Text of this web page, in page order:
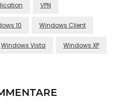
VPN
10 Windows Client
Windows Vista Windows XP